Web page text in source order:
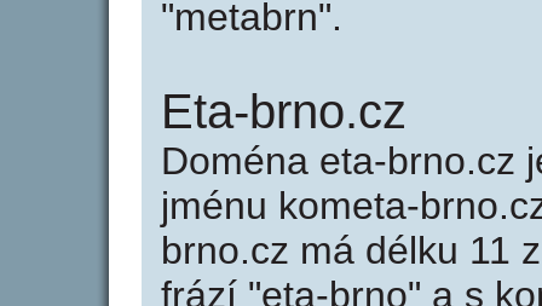
"metabrn".
Eta-brno.cz
Doména eta-brno.cz
jménu kometa-
brno.cz má délku 11
frází "eta-brno" a s